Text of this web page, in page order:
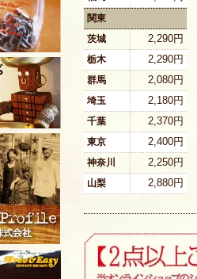
関東
茨城
2,290円
栃木 2,290円
群馬 2,080円
埼玉 2,180円
千葉 2,370円
東京 2,400円
神奈川 2,250円
山梨 2,880円